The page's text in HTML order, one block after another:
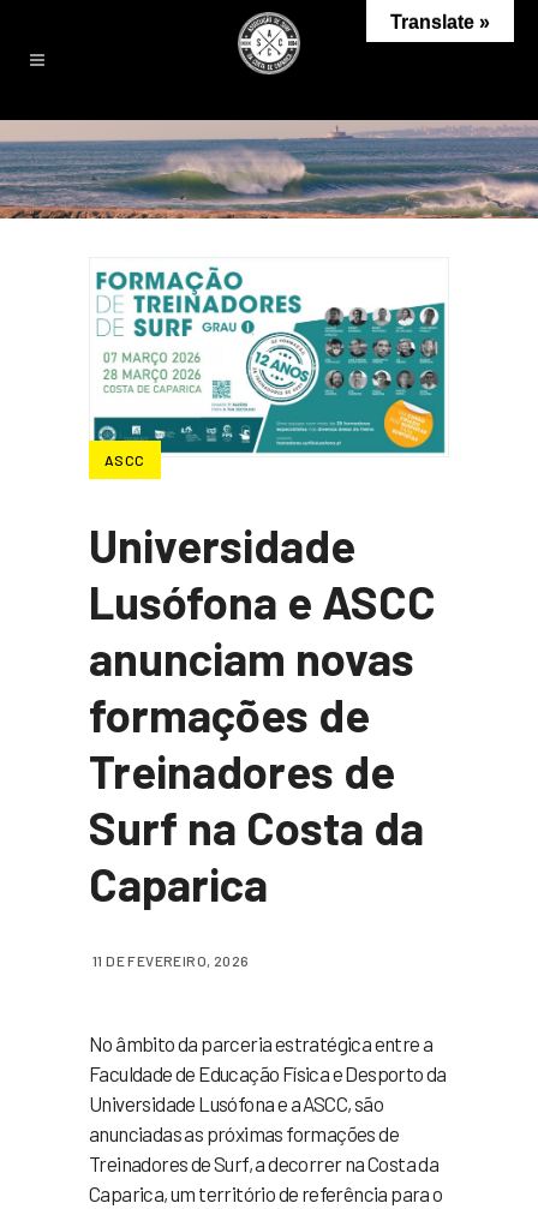
ASCC
Universidade
Lusófona e ASCC
anunciam novas
formações de
Treinadores de
Surf na Costa da
Caparica
11 DE FEVEREIRO, 2026
No âmbito da parceria estratégica entre a
Faculdade de Educação Física e Desporto da
Universidade Lusófona e a ASCC, são
anunciadas as próximas formações de
Treinadores de Surf, a decorrer na Costa da
Caparica, um território de referência para o
Translate »